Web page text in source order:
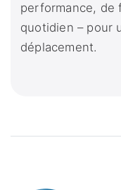
performance, de
quotidien – pour
déplacement.